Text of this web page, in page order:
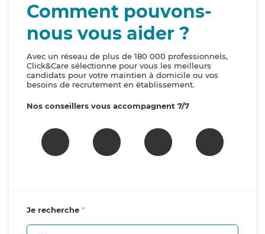
Comment pouvons-
nous vous aider ?
Avec un réseau de plus de 180 000 professionnels,
Click&Care sélectionne pour vous les meilleurs
candidats pour votre maintien à domicile ou vos
besoins de recrutement en établissement.
Nos conseillers vous accompagnent 7/7
Je recherche